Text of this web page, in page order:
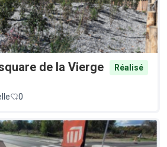
de la Vierge
Réalisé
0